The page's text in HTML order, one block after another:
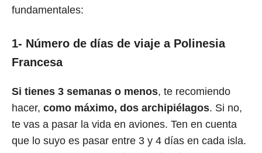
fundamentales:
1- Número de días de viaje a Polinesia
Francesa
Si tienes 3 semanas o menos, te recomiendo
hacer, como máximo, dos archipiélagos. Si no,
te vas a pasar la vida en aviones. Ten en cuenta
que lo suyo es pasar entre 3 y 4 días en cada isla.